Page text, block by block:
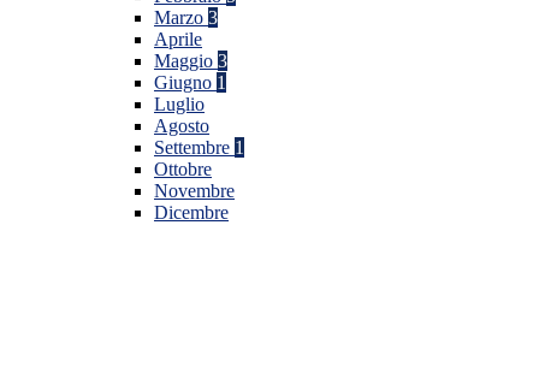
Marzo 3
Aprile
Maggio 3
Giugno 1
Luglio
Agosto
Settembre 1
Ottobre
Novembre
Dicembre